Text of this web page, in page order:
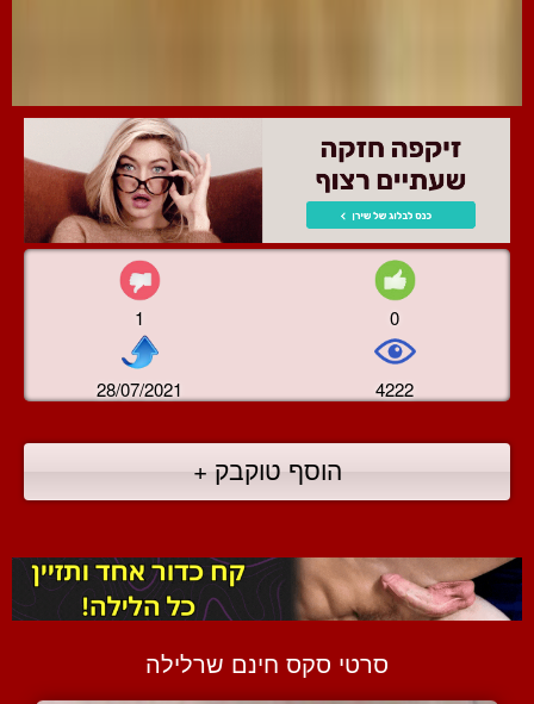
1 0
28/07/2021 4222
הוסף טוקבק +
סרטי סקס חינם שרלילה